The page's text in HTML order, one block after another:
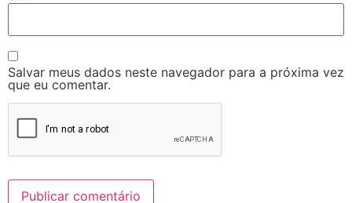
Salvar meus dados neste navegador para a próxima vez
que eu comentar.